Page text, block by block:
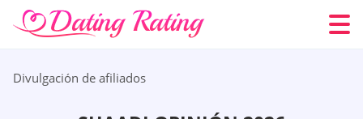
Divulgación de afiliados